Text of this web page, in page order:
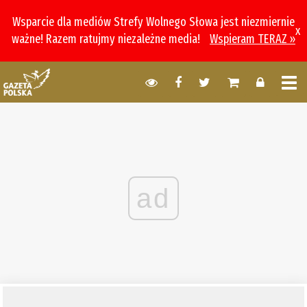
Wsparcie dla mediów Strefy Wolnego Słowa jest niezmiernie
ważne! Razem ratujmy niezależne media!
Wspieram TERAZ »
x
ad